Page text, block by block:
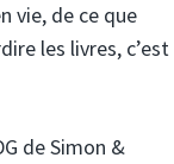
vie, de ce que
les livres, c’est
de Simon &